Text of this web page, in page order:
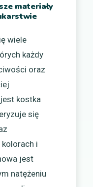
materiały
wiele
każdy
oraz
kostka
się
i
jest
natężeniu